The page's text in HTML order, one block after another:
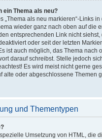
ein Thema als neu?
„Thema als neu markieren“-Links
wieder ganz nach oben auf die
entsprechenden Link nicht
oder seit der letzten
ist auch möglich, das Thema nach
darauf schreibst. Stelle jedoch
Es wird meist nicht gerne
alte oder abgeschlossene Themen
und Thementypen
Umsetzung von HTML, die